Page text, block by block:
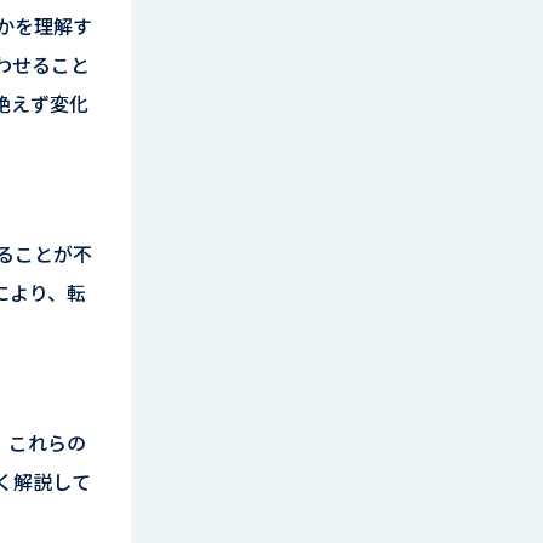
を理解す
せること
えず変化
ことが不
より、転
これらの
解説して